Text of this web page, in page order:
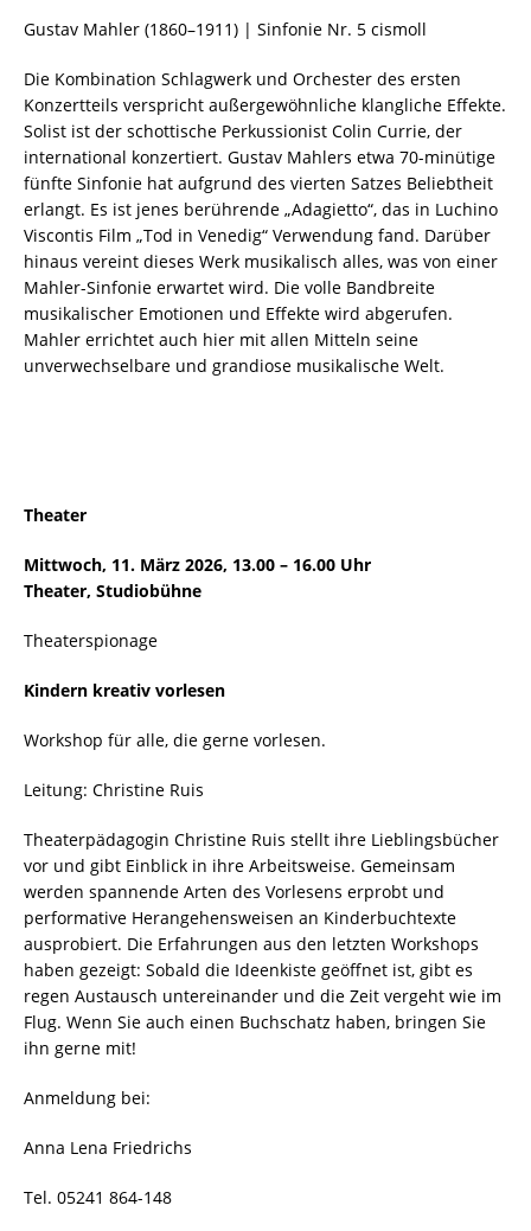
Gustav Mahler (1860–1911) | Sinfonie Nr. 5 cismoll
Die Kombination Schlagwerk und Orchester des ersten
Konzertteils verspricht außergewöhnliche klangliche Effekte.
Solist ist der schottische Perkussionist Colin Currie, der
international konzertiert. Gustav Mahlers etwa 70-minütige
fünfte Sinfonie hat aufgrund des vierten Satzes Beliebtheit
erlangt. Es ist jenes berührende „Adagietto“, das in Luchino
Viscontis Film „Tod in Venedig“ Verwendung fand. Darüber
hinaus vereint dieses Werk musikalisch alles, was von einer
Mahler-Sinfonie erwartet wird. Die volle Bandbreite
musikalischer Emotionen und Effekte wird abgerufen.
Mahler errichtet auch hier mit allen Mitteln seine
unverwechselbare und grandiose musikalische Welt.
Theater
Mittwoch, 11. März 2026, 13.00 – 16.00 Uhr
Theater, Studiobühne
Theaterspionage
Kindern kreativ vorlesen
Workshop für alle, die gerne vorlesen.
Leitung: Christine Ruis
Theaterpädagogin Christine Ruis stellt ihre Lieblingsbücher
vor und gibt Einblick in ihre Arbeitsweise. Gemeinsam
werden spannende Arten des Vorlesens erprobt und
performative Herangehensweisen an Kinderbuchtexte
ausprobiert. Die Erfahrungen aus den letzten Workshops
haben gezeigt: Sobald die Ideenkiste geöffnet ist, gibt es
regen Austausch untereinander und die Zeit vergeht wie im
Flug. Wenn Sie auch einen Buchschatz haben, bringen Sie
ihn gerne mit!
Anmeldung bei:
Anna Lena Friedrichs
Tel. 05241 864-148